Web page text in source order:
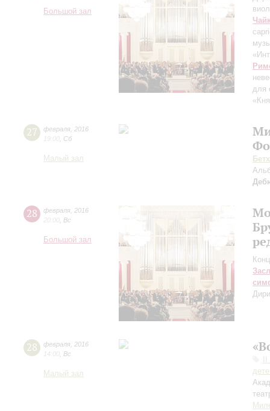
Большой зал
для
27 февраля 2016
19:00 Сб
Малый зал
28 февраля 2016
20:00 Вс
Большой зал
28 февраля 2016
14:00 Вс
Малый зал